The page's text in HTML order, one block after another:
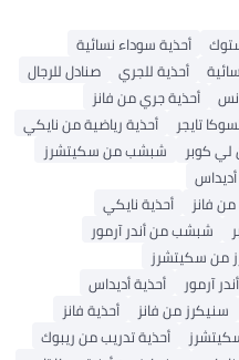
أحذية سوداء نسائية
أحذية للجري
صنادل للرجال
أحذية جري من فانز
تايجر
أحذية رياضية من نايكي
لي كوبر
شبشب من سكيتشرز
فانز
أحذية نايكي
شبشب من أندر آرمور
من سكيتشرز
آرمور
أحذية أديداس
سنيكرز من فانز
أحذية فانز
أحذية تدريب من ريبوك